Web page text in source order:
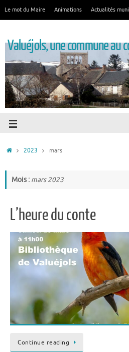
Le mot du Maire Animations Actualités
Valuéjols, une commune au
2023 mars
Mois : mars 2023
L’heure du conte
Continue reading